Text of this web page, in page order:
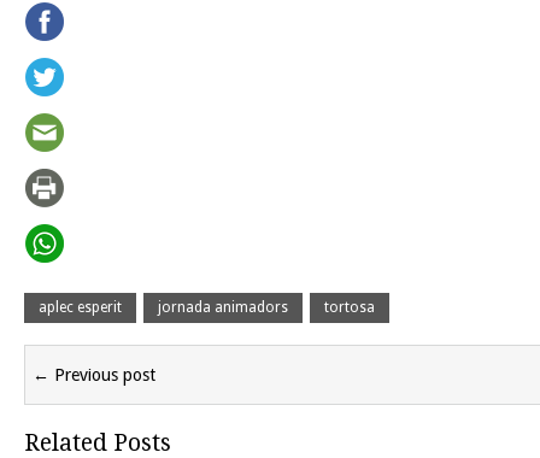
aplec esperit jornada animadors tortosa
← Previous post
Related Posts